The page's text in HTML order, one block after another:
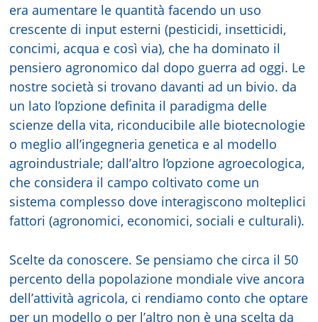
era aumentare le quantità facendo un uso
crescente di input esterni (pesticidi, insetticidi,
concimi, acqua e così via), che ha dominato il
pensiero agronomico dal dopo guerra ad oggi. Le
nostre società si trovano davanti ad un bivio. da
un lato l’opzione definita il paradigma delle
scienze della vita, riconducibile alle biotecnologie
o meglio all’ingegneria genetica e al modello
agroindustriale; dall’altro l’opzione agroecologica,
che considera il campo coltivato come un
sistema complesso dove interagiscono molteplici
fattori (agronomici, economici, sociali e culturali).
Scelte da conoscere. Se pensiamo che circa il 50
percento della popolazione mondiale vive ancora
dell’attività agricola, ci rendiamo conto che optare
per un modello o per l’altro non è una scelta da